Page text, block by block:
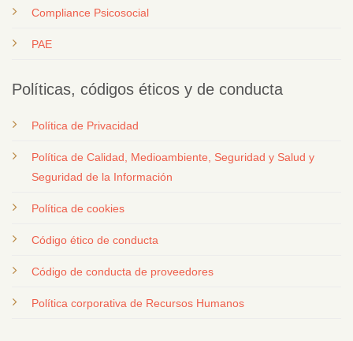
Compliance Psicosocial
PAE
Políticas, códigos éticos y de conducta
Política de Privacidad
Política de Calidad, Medioambiente, Seguridad y Salud y
Seguridad de la Información
Política de cookies
Código ético de conducta
Código de conducta de proveedores
Política corporativa de Recursos Humanos